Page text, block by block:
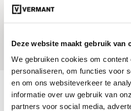
Deze website maakt gebruik van
We gebruiken cookies om content
personaliseren, om functies voor
en om ons websiteverkeer te
informatie over uw gebruik van
partners voor social media,
automotive ervaring
Familiale situatie: Getrouwd,
Favoriete Volvo: P1800